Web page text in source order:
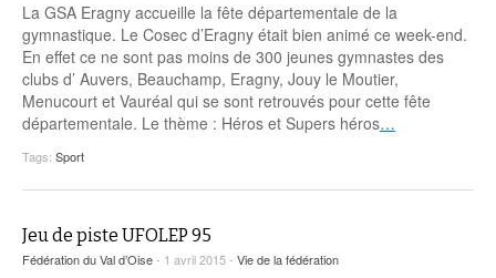
La GSA Eragny accueille la fête départementale de la
gymnastique. Le Cosec d’Eragny était bien animé ce week-end.
En effet ce ne sont pas moins de 300 jeunes gymnastes des
clubs d’ Auvers, Beauchamp, Eragny, Jouy le Moutier,
Menucourt et Vauréal qui se sont retrouvés pour cette fête
départementale. Le thème : Héros et Supers héros…
Tags: Sport
Jeu de piste UFOLEP 95
Fédération du Val d’Oise- 1 avril 2015 - Vie de la fédération